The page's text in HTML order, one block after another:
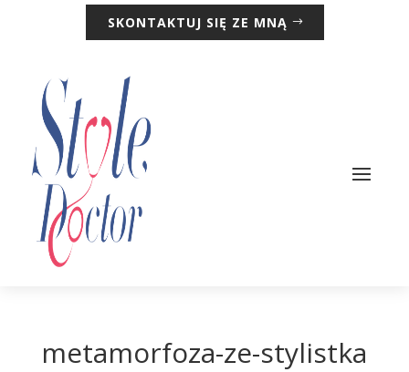
SKONTAKTUJ SIĘ ZE MNĄ
metamorfoza-ze-stylistka